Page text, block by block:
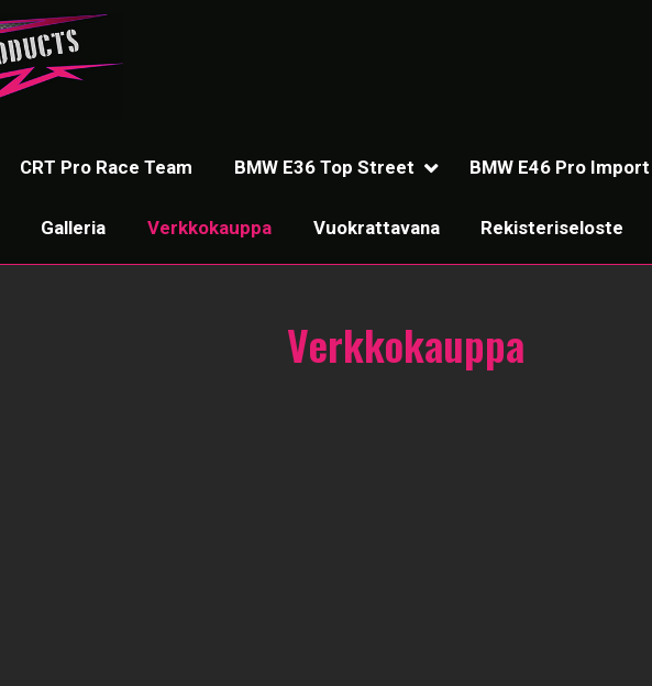
CRT Pro Race Team BMW E36 Top Street BMW E46 Pro Import
Galleria Verkkokauppa Vuokrattavana Rekisteriseloste
Verkkokauppa